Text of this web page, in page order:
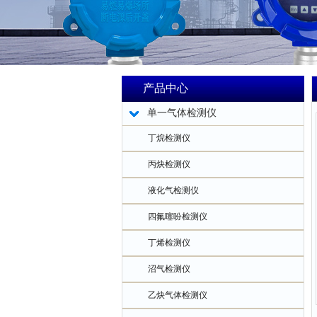
产品中心
单一气体检测仪
丁烷检测仪
丙炔检测仪
液化气检测仪
四氟噻吩检测仪
丁烯检测仪
沼气检测仪
乙炔气体检测仪